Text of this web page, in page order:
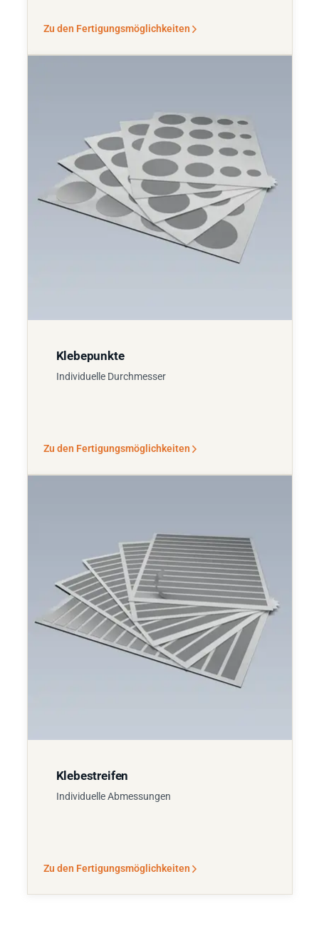
Zu den Fertigungsmöglichkeiten
Klebepunkte
Individuelle Durchmesser
Zu den Fertigungsmöglichkeiten
Klebestreifen
Individuelle Abmessungen
Zu den Fertigungsmöglichkeiten